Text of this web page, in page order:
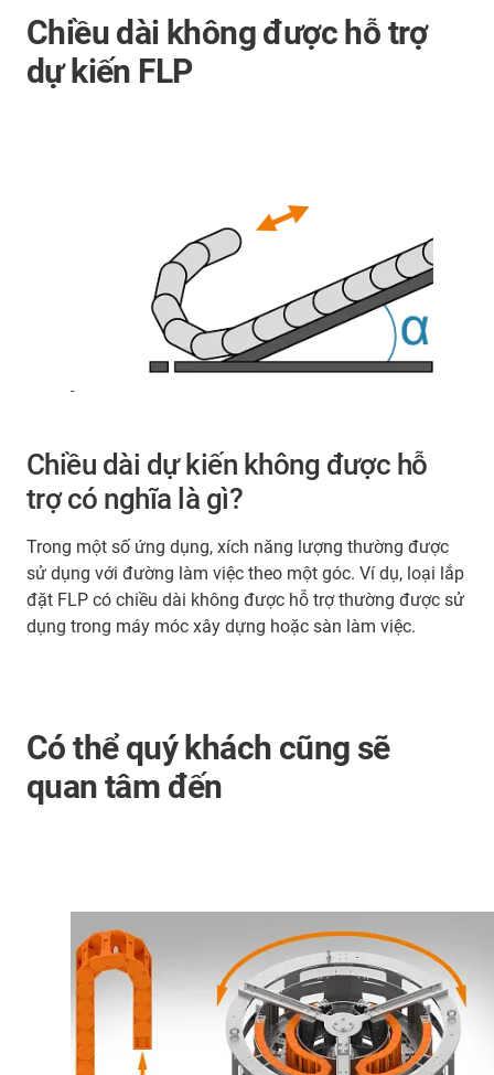
Chiều dài không được hỗ trợ
dự kiến FLP
-
Chiều dài dự kiến không được hỗ
trợ có nghĩa là gì?
Trong một số ứng dụng, xích năng lượng thường được
sử dụng với đường làm việc theo một góc. Ví dụ, loại lắp
đặt FLP có chiều dài không được hỗ trợ thường được sử
dụng trong máy móc xây dựng hoặc sàn làm việc.
Có thể quý khách cũng sẽ
quan tâm đến